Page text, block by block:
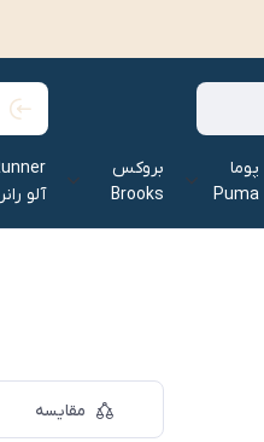
پوما
Puma
بروکس
Brooks
آلو رانر‌
مقایسه